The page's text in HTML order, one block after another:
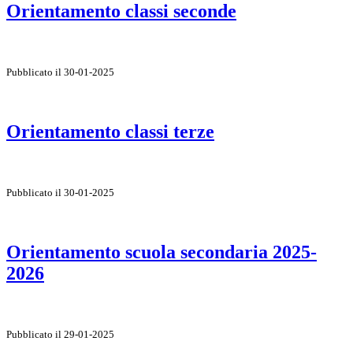
Orientamento classi seconde
Pubblicato il 30-01-2025
Orientamento classi terze
Pubblicato il 30-01-2025
Orientamento scuola secondaria 2025-
2026
Pubblicato il 29-01-2025